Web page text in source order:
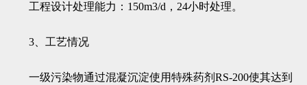
工程设计处理能力：150m3/d，24小时处理。
3、工艺情况
一级污染物通过混凝沉淀使用特殊药剂RS-200使其达到